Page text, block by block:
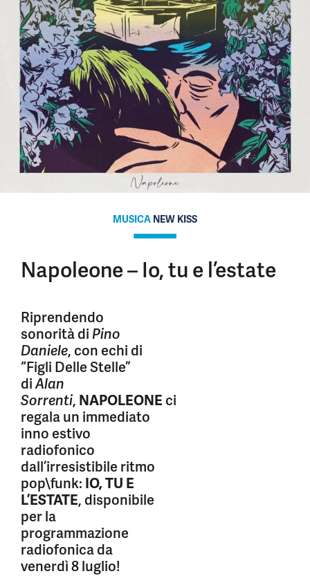
MUSICA NEW KISS
Napoleone – Io, tu e l’estate
Riprendendo
sonorità diPino
Daniele, con echi di
“Figli Delle Stelle”
diAlan
Sorrenti, NAPOLEONEci
regala un immediato
inno estivo
radiofonico
dall’irresistibile ritmo
pop\funk: IO, TU E
L’ESTATE, disponibile
per la
programmazione
radiofonica da
venerdì 8 luglio!